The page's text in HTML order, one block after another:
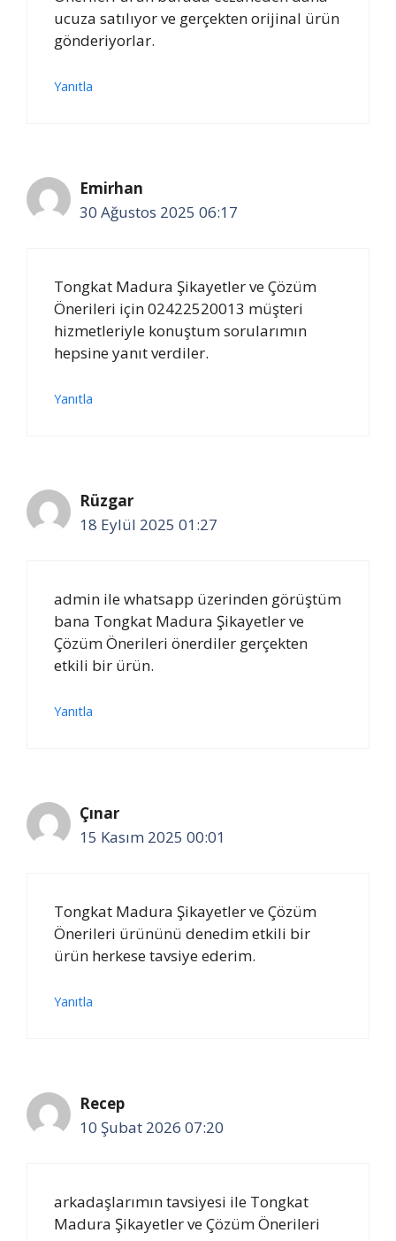
ucuza satılıyor ve gerçekten orijinal ürün
gönderiyorlar.
Yanıtla
Emirhan
30 Ağustos 2025 06:17
Tongkat Madura Şikayetler ve Çözüm
Önerileri için 02422520013 müşteri
hizmetleriyle konuştum sorularımın
hepsine yanıt verdiler.
Yanıtla
Rüzgar
18 Eylül 2025 01:27
admin ile whatsapp üzerinden görüştüm
bana Tongkat Madura Şikayetler ve
Çözüm Önerileri önerdiler gerçekten
etkili bir ürün.
Yanıtla
Çınar
15 Kasım 2025 00:01
Tongkat Madura Şikayetler ve Çözüm
Önerileri ürününü denedim etkili bir
ürün herkese tavsiye ederim.
Yanıtla
Recep
10 Şubat 2026 07:20
arkadaşlarımın tavsiyesi ile Tongkat
Madura Şikayetler ve Çözüm Önerileri